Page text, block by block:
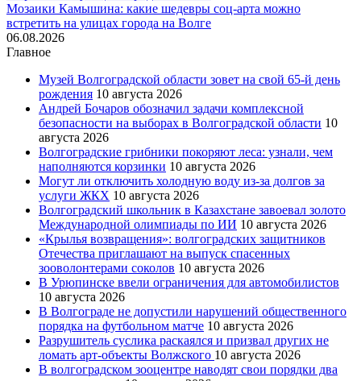
Мозаики Камышина: какие шедевры соц-арта можно
встретить на улицах города на Волге
06.08.2026
Главное
Музей Волгоградской области зовет на свой 65-й день
рождения 10 августа 2026
Андрей Бочаров обозначил задачи комплексной
безопасности на выборах в Волгоградской области 10
августа 2026
Волгоградские грибники покоряют леса: узнали, чем
наполняются корзинки 10 августа 2026
Могут ли отключить холодную воду из-за долгов за
услуги ЖКХ 10 августа 2026
Волгоградский школьник в Казахстане завоевал золото
Международной олимпиады по ИИ 10 августа 2026
«Крылья возвращения»: волгоградских защитников
Отечества приглашают на выпуск спасенных
зооволонтерами соколов 10 августа 2026
В Урюпинске ввели ограничения для автомобилистов
10 августа 2026
В Волгограде не допустили нарушений общественного
порядка на футбольном матче 10 августа 2026
Разрушитель суслика раскаялся и призвал других не
ломать арт-объекты Волжского 10 августа 2026
В волгоградском зооцентре наводят свои порядки два